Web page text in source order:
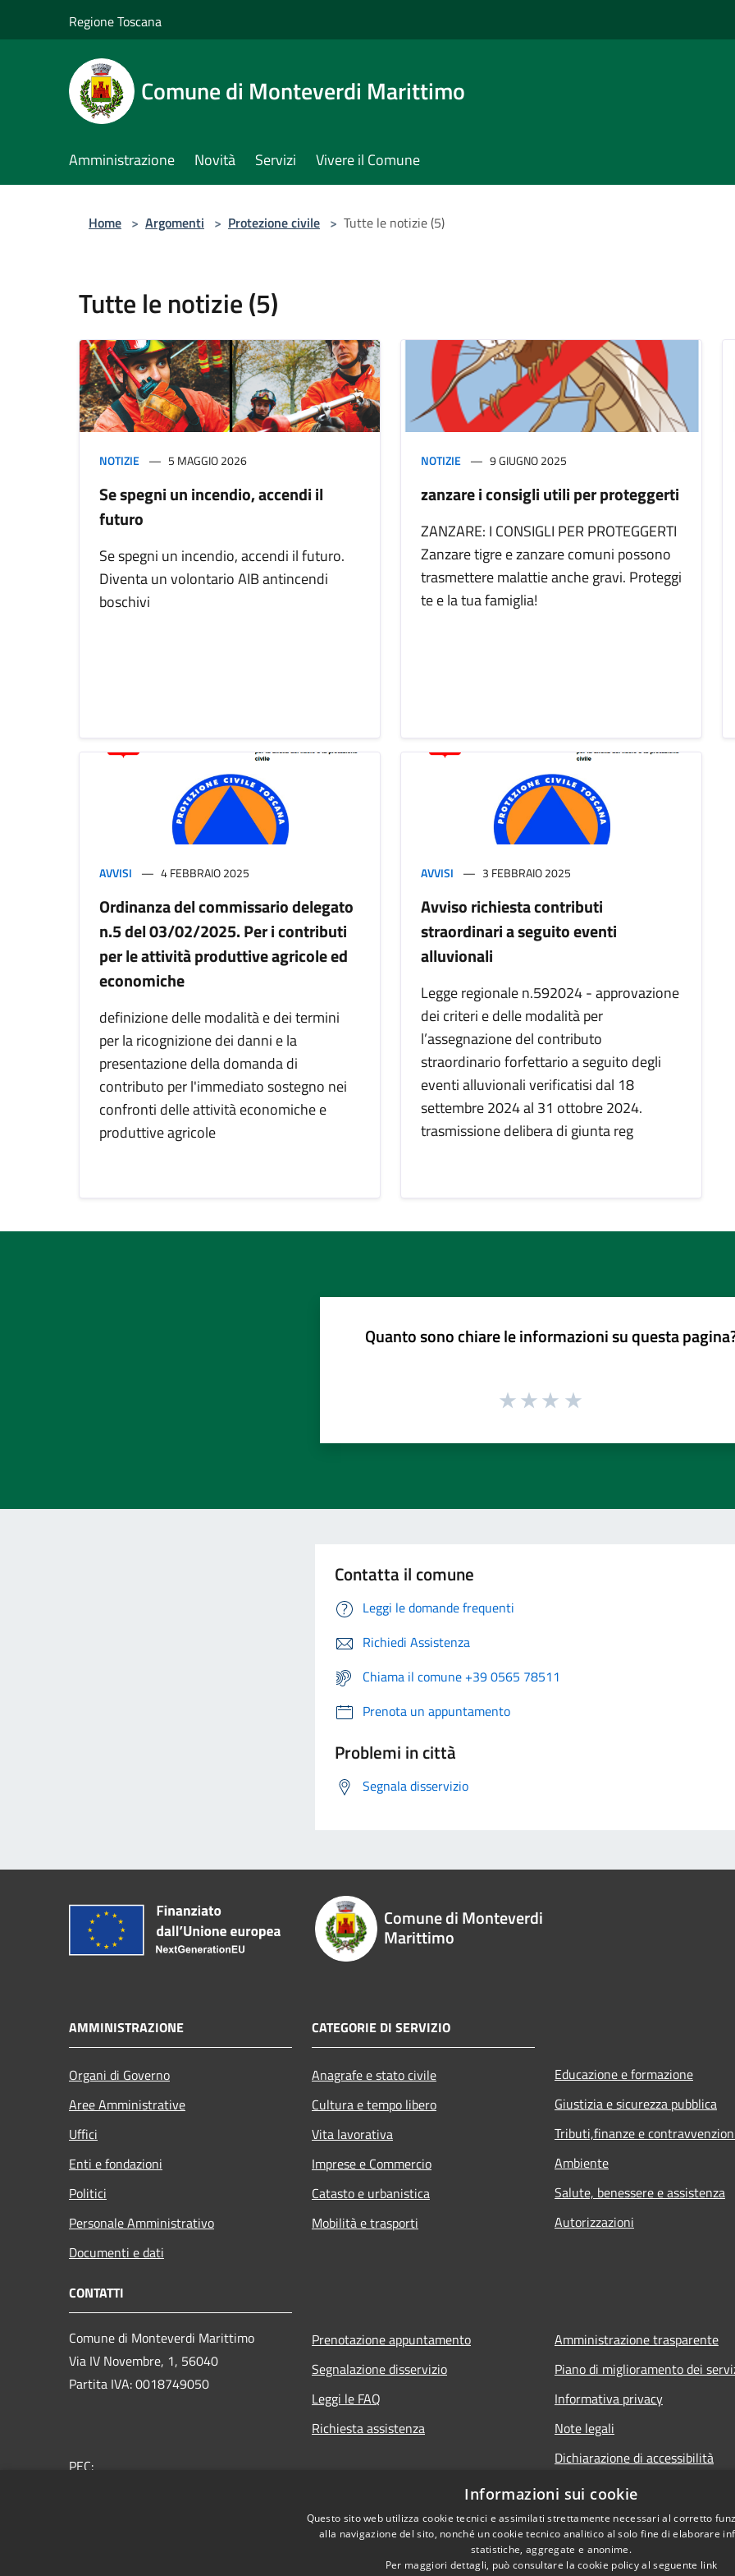
Regione Toscana
Comune di Monteverdi Marittimo
Amministrazione Novità Servizi Vivere il Comune
Home > Argomenti > Protezione civile > Tutte le notizie (5)
Tutte le notizie (5)
NOTIZIE 5 MAGGIO 2026
Se spegni un incendio, accendi il
futuro
Se spegni un incendio, accendi il futuro.
Diventa un volontario AIB antincendi
boschivi
NOTIZIE 9 GIUGNO 2025
zanzare i consigli utili per proteggerti
ZANZARE: I CONSIGLI PER PROTEGGERTI
Zanzare tigre e zanzare comuni possono
trasmettere malattie anche gravi. Proteggi
te e la tua famiglia!
AVVISI 4 FEBBRAIO 2025
Ordinanza del commissario delegato
n.5 del 03/02/2025. Per i contributi
per le attività produttive agricole ed
economiche
definizione delle modalità e dei termini
per la ricognizione dei danni e la
presentazione della domanda di
contributo per l'immediato sostegno nei
confronti delle attività economiche e
produttive agricole
AVVISI 3 FEBBRAIO 2025
Avviso richiesta contributi
straordinari a seguito eventi
alluvionali
Legge regionale n.592024 - approvazione
dei criteri e delle modalità per
l’assegnazione del contributo
straordinario forfettario a seguito degli
eventi alluvionali verificatisi dal 18
settembre 2024 al 31 ottobre 2024.
trasmissione delibera di giunta reg
Quanto sono chiare le informazioni su questa
Contatta il comune
Leggi le domande frequenti
Richiedi Assistenza
Chiama il comune +39 0565 78511
Prenota un appuntamento
Problemi in città
Segnala disservizio
Comune di Monteverdi
Marittimo
AMMINISTRAZIONE
Organi di Governo
Aree Amministrative
Uffici
Enti e fondazioni
Politici
Personale Amministrativo
Documenti e dati
CATEGORIE DI SERVIZIO
Anagrafe e stato civile
Cultura e tempo libero
Vita lavorativa
Imprese e Commercio
Catasto e urbanistica
Mobilità e trasporti
Educazione e formazione
Giustizia e sicurezza pubblica
Tributi,finanze e
Ambiente
Salute, benessere e assistenza
Autorizzazioni
CONTATTI
Comune di Monteverdi Marittimo
Via IV Novembre, 1, 56040
Partita IVA: 0018749050
PEC:
Prenotazione appuntamento
Segnalazione disservizio
Leggi le FAQ
Richiesta assistenza
Amministrazione trasparente
Piano di miglioramento dei
Informativa privacy
Note legali
Dichiarazione di accessibilità
Informazioni sui cookie
Questo sito web utilizza cookie tecnici e assimilati strettamente necessari al corretto
alla navigazione del sito, nonché un cookie tecnico analitico al solo fine di elaborare
statistiche, aggregate e anonime.
Per maggiori dettagli, può consultare la cookie policy al seguente link